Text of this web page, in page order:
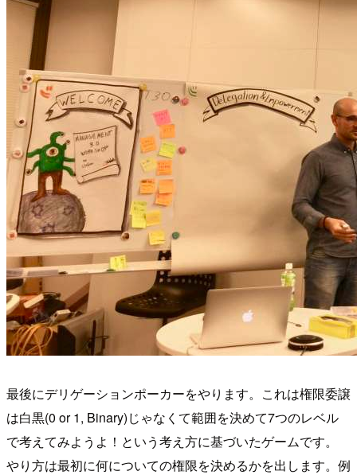
最後にデリゲーションポーカーをやります。これは権限委譲
は白黒(0 or 1, Binary)じゃなくて範囲を決めて7つのレベル
で考えてみようよ！という考え方に基づいたゲームです。
やり方は最初に何についての権限を決めるかを出します。例